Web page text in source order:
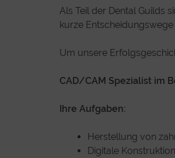
Als Teil der Dental Guilds
kurze
Um unsere
CAD/CAM Spezialist im
Ihre Aufgaben:
Herstellung von
Digitale